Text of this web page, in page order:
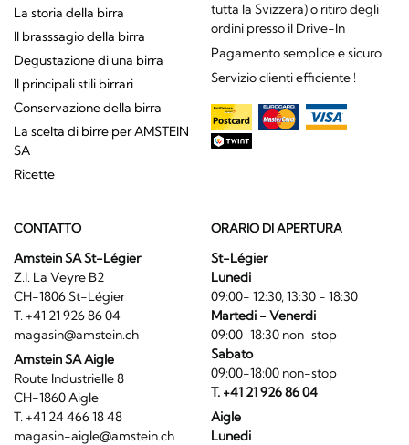
La storia della birra
Il brasssagio della birra
Degustazione di una birra
Il principali stili birrari
Conservazione della birra
La scelta di birre per AMSTEIN
SA
Ricette
tutta la Svizzera) o ritiro degli
ordini presso il Drive-In
Pagamento semplice e sicuro
Servizio clienti efficiente !
CONTATTO
Amstein SA St-Légier
Z.I. La Veyre B2
CH-1806 St-Légier
T. +41 21 926 86 04
magasin@amstein.ch
Amstein SA Aigle
Route Industrielle 8
CH-1860 Aigle
T. +41 24 466 18 48
magasin-aigle@amstein.ch
ORARIO DI APERTURA
St-Légier
Lunedi
09:00- 12:30, 13:30 - 18:30
Martedi - Venerdi
09:00-18:30 non-stop
Sabato
09:00-18:00 non-stop
T. +41 21 926 86 04
Aigle
Lunedi